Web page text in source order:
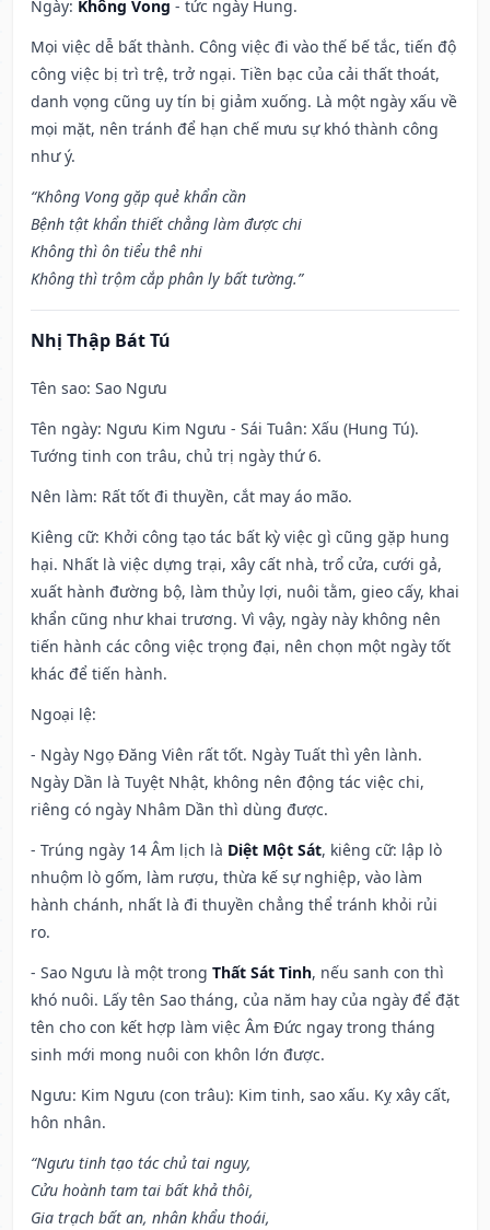
Ngày: Không Vong - tức ngày Hung.
Mọi việc dễ bất thành. Công việc đi vào thế bế tắc, tiến độ
công việc bị trì trệ, trở ngại. Tiền bạc của cải thất thoát,
danh vọng cũng uy tín bị giảm xuống. Là một ngày xấu về
mọi mặt, nên tránh để hạn chế mưu sự khó thành công
như ý.
“Không Vong gặp quẻ khẩn cần
Bệnh tật khẩn thiết chẳng làm được chi
Không thì ôn tiểu thê nhi
Không thì trộm cắp phân ly bất tường.”
Nhị Thập Bát Tú
Tên sao: Sao Ngưu
Tên ngày: Ngưu Kim Ngưu - Sái Tuân: Xấu (Hung Tú).
Tướng tinh con trâu, chủ trị ngày thứ 6.
Nên làm: Rất tốt đi thuyền, cắt may áo mão.
Kiêng cữ: Khởi công tạo tác bất kỳ việc gì cũng gặp hung
hại. Nhất là việc dựng trại, xây cất nhà, trổ cửa, cưới gả,
xuất hành đường bộ, làm thủy lợi, nuôi tằm, gieo cấy, khai
khẩn cũng như khai trương. Vì vậy, ngày này không nên
tiến hành các công việc trọng đại, nên chọn một ngày tốt
khác để tiến hành.
Ngoại lệ:
- Ngày Ngọ Đăng Viên rất tốt. Ngày Tuất thì yên lành.
Ngày Dần là Tuyệt Nhật, không nên động tác việc chi,
riêng có ngày Nhâm Dần thì dùng được.
- Trúng ngày 14 Âm lịch là Diệt Một Sát, kiêng cữ: lập lò
nhuộm lò gốm, làm rượu, thừa kế sự nghiệp, vào làm
hành chánh, nhất là đi thuyền chẳng thể tránh khỏi rủi
ro.
- Sao Ngưu là một trong Thất Sát Tinh, nếu sanh con thì
khó nuôi. Lấy tên Sao tháng, của năm hay của ngày để đặt
tên cho con kết hợp làm việc Âm Đức ngay trong tháng
sinh mới mong nuôi con khôn lớn được.
Ngưu: Kim Ngưu (con trâu): Kim tinh, sao xấu. Kỵ xây cất,
hôn nhân.
“Ngưu tinh tạo tác chủ tai nguy,
Cửu hoành tam tai bất khả thôi,
Gia trạch bất an, nhân khẩu thoái,